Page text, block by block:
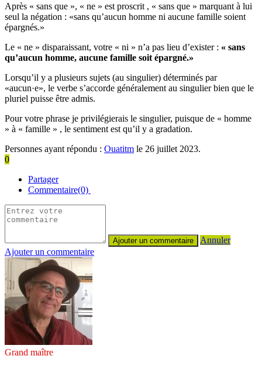
Après « sans que », « ne » est proscrit , « sans que » marquant à lui
seul la négation : «sans qu’aucun homme ni aucune famille soient
épargnés.»
Le « ne » disparaissant, votre « ni » n’a pas lieu d’exister : « sans
qu’aucun homme, aucune famille soit épargné.»
Lorsqu’il y a plusieurs sujets (au singulier) déterminés par
«aucun·e», le verbe s’accorde généralement au singulier bien que le
pluriel puisse être admis.
Pour votre phrase je privilégierais le singulier, puisque de « homme
» à « famille » , le sentiment est qu’il y a gradation.
Personnes ayant répondu : Ouatitm le 26 juillet 2023.
0
Partager
Commentaire(0)
Annuler
Ajouter un commentaire
Grand maître